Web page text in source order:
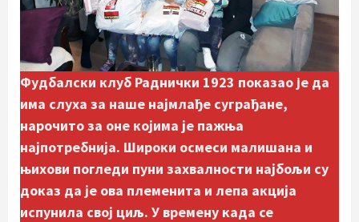
Фудбалски клуб Раднички 1923 показао je да
има слуха за наше најмлађе суграђане,
нарочито за оне којима је пажња
најпотребнија. Широки осмеси малишана и
њихови погледи пуни захвалности најбољи су
доказ да је ова племенита и лепа акција
испунила свој циљ. У времену када се